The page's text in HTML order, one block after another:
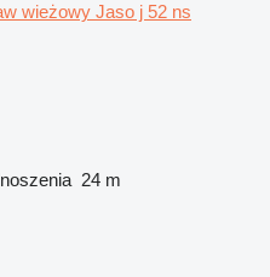
wieżowy Jaso j 52 ns
24 m